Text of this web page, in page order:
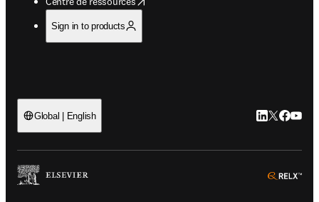
Sign in to products
Global | English LinkedIn
Twitter